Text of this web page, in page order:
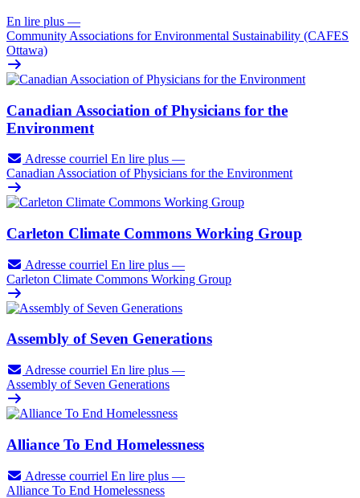
En lire plus —
Community Associations for Environmental Sustainability (CAFES
Ottawa)
Canadian Association of Physicians for the
Environment
Adresse courriel En lire plus —
Canadian Association of Physicians for the Environment
Carleton Climate Commons Working Group
Adresse courriel En lire plus —
Carleton Climate Commons Working Group
Assembly of Seven Generations
Adresse courriel En lire plus —
Assembly of Seven Generations
Alliance To End Homelessness
Adresse courriel En lire plus —
Alliance To End Homelessness